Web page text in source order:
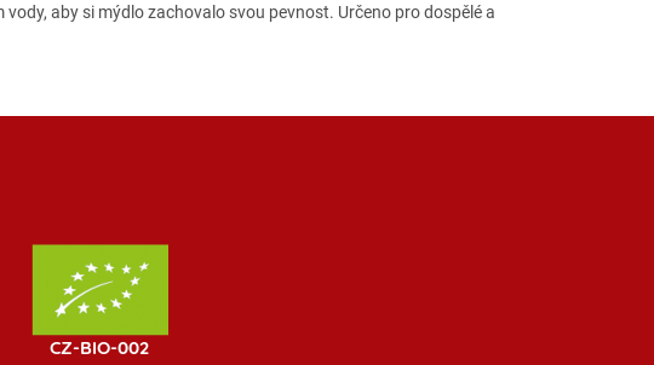
aby si mýdlo zachovalo svou pevnost. Určeno pro dospělé a